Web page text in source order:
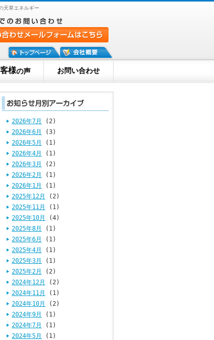
天草エネルギー
様の声 お問い合わせ
2026年7月
(2)
2026年6月
(3)
2026年5月
(1)
2026年4月
(1)
2026年3月
(2)
2026年2月
(1)
2026年1月
(1)
2025年12月
(2)
2025年11月
(1)
2025年10月
(4)
2025年8月
(1)
2025年6月
(1)
2025年4月
(1)
2025年3月
(1)
2025年2月
(2)
2024年12月
(2)
2024年11月
(1)
2024年10月
(2)
2024年9月
(1)
2024年7月
(1)
2024年5月
(1)